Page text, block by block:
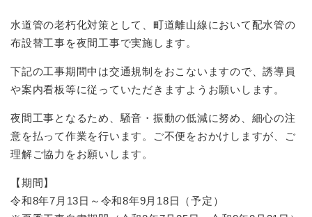
水道管の老朽化対策として、町道離山線において配水管の
布設替工事を夜間工事で実施します。
下記の工事期間中は交通規制をおこないますので、誘導員
や案内看板等に従っていただきますようお願いします。
夜間工事となるため、騒音・振動の低減に努め、細心の注
意を払って作業を行います。ご不便をおかけしますが、ご
理解ご協力をお願いします。
【期間】
令和8年7月13日～令和8年9月18日（予定）